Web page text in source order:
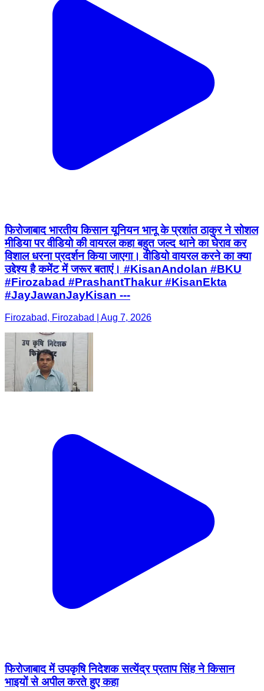
फिरोजाबाद भारतीय किसान यूनियन भानू के प्रशांत ठाकुर ने सोशल
मीडिया पर वीडियो की वायरल कहा बहुत जल्द थाने का घेराव कर
विशाल धरना प्रदर्शन किया जाएगा। वीडियो वायरल करने का क्या
उद्देश्य है कमेंट में जरूर बताएं। #KisanAndolan #BKU
#Firozabad #PrashantThakur #KisanEkta
#JayJawanJayKisan ---
Firozabad, Firozabad | Aug 7, 2026
फिरोजाबाद में उपकृषि निदेशक सत्येंद्र प्रताप सिंह ने किसान
भाइयों से अपील करते हुए कहा